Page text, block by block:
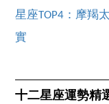
星座TOP4：摩羯
實
十二星座運勢精